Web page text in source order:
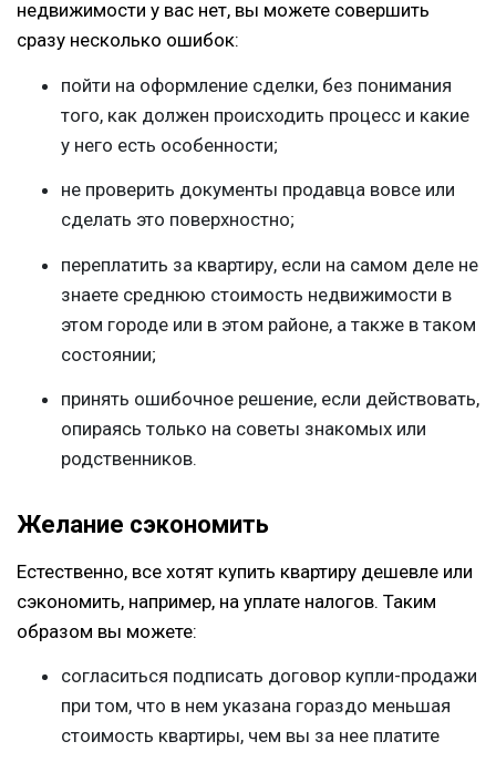
недвижимости у вас нет, вы можете совершить
сразу несколько ошибок:
пойти на оформление сделки, без понимания
того, как должен происходить процесс и какие
у него есть особенности;
не проверить документы продавца вовсе или
сделать это поверхностно;
переплатить за квартиру, если на самом деле не
знаете среднюю стоимость недвижимости в
этом городе или в этом районе, а также в таком
состоянии;
принять ошибочное решение, если действовать,
опираясь только на советы знакомых или
родственников.
Желание сэкономить
Естественно, все хотят купить квартиру дешевле или
сэкономить, например, на уплате налогов. Таким
образом вы можете:
согласиться подписать договор купли-продажи
при том, что в нем указана гораздо меньшая
стоимость квартиры, чем вы за нее платите